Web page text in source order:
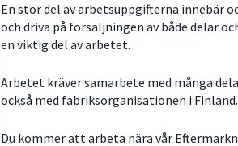
En stor del av arbetsuppgifterna innebär
och driva på försäljningen av både delar
en viktig del av arbetet.
Arbetet kräver samarbete med många
också med fabriksorganisationen i Finland.
Du kommer att arbeta nära vår